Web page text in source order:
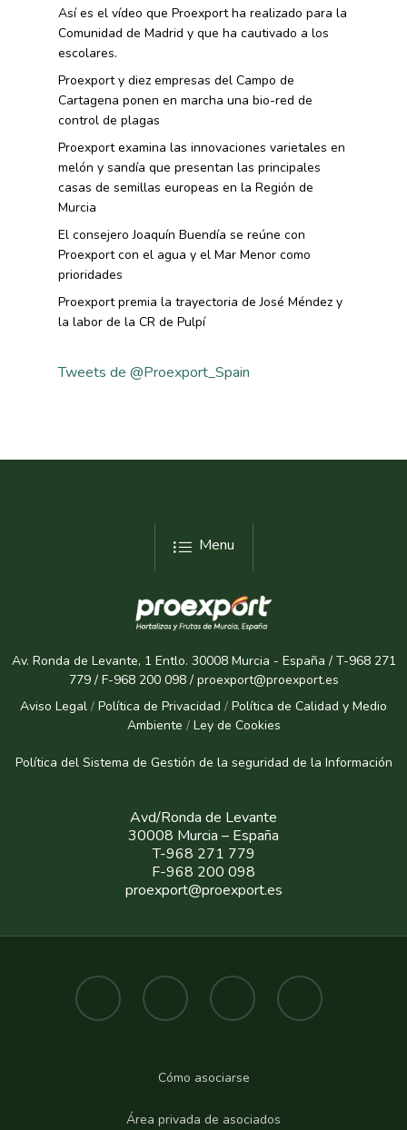
Así es el vídeo que Proexport ha realizado para la
Comunidad de Madrid y que ha cautivado a los
escolares.
Proexport y diez empresas del Campo de
Cartagena ponen en marcha una bio-red de
control de plagas
Proexport examina las innovaciones varietales en
melón y sandía que presentan las principales
casas de semillas europeas en la Región de
Murcia
El consejero Joaquín Buendía se reúne con
Proexport con el agua y el Mar Menor como
prioridades
Proexport premia la trayectoria de José Méndez y
la labor de la CR de Pulpí
Tweets de @Proexport_Spain
Menu
Av. Ronda de Levante, 1 Entlo. 30008 Murcia - España / T-968 271
779 / F-968 200 098 / proexport@proexport.es
Aviso Legal / Política de Privacidad / Política de Calidad y Medio
Ambiente / Ley de Cookies
Política del Sistema de Gestión de la seguridad de la Información
Avd/Ronda de Levante
30008 Murcia – España
T-968 271 779
F-968 200 098
proexport@proexport.es
Cómo asociarse
Área privada de asociados